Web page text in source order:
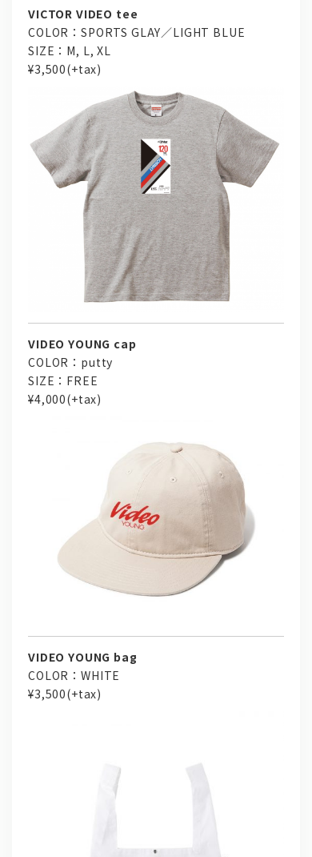
VICTOR VIDEO tee
COLOR：SPORTS GLAY／LIGHT BLUE
SIZE：M, L, XL
¥3,500(+tax)
VIDEO YOUNG cap
COLOR：putty
SIZE：FREE
¥4,000(+tax)
VIDEO YOUNG bag
COLOR：WHITE
¥3,500(+tax)